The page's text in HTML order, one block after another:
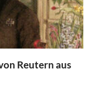
Reutern aus